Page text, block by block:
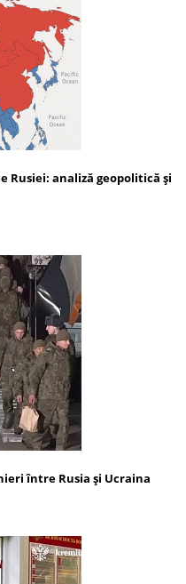
Rusiei: analiză geopolitică și
între Rusia și Ucraina